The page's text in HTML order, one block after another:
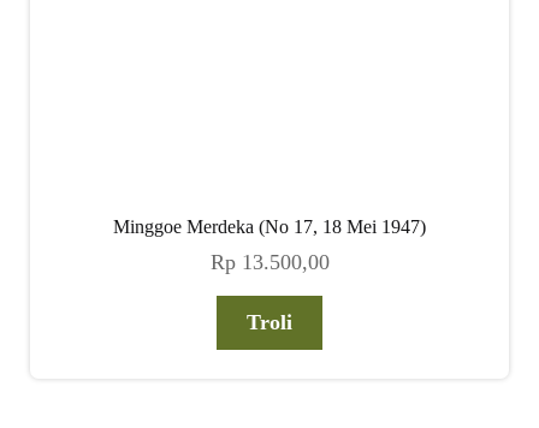
Minggoe Merdeka (No 17, 18 Mei 1947)
Rp13.500,00
Troli